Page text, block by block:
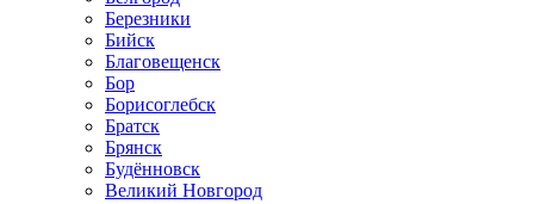
Березники
Бийск
Благовещенск
Бор
Борисоглебск
Братск
Брянск
Будённовск
Великий Новгород